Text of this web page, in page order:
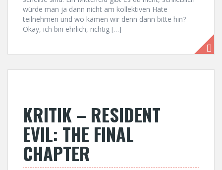
würde man ja dann nicht am kollektiven Hate
teilnehmen und wo kämen wir denn dann bitte hin?
Okay, ich bin ehrlich, richtig […]
KRITIK – RESIDENT
EVIL: THE FINAL
CHAPTER